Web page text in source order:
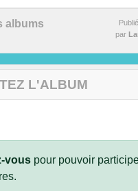
albums
par
L'ALBUM
vous pour pouvoir